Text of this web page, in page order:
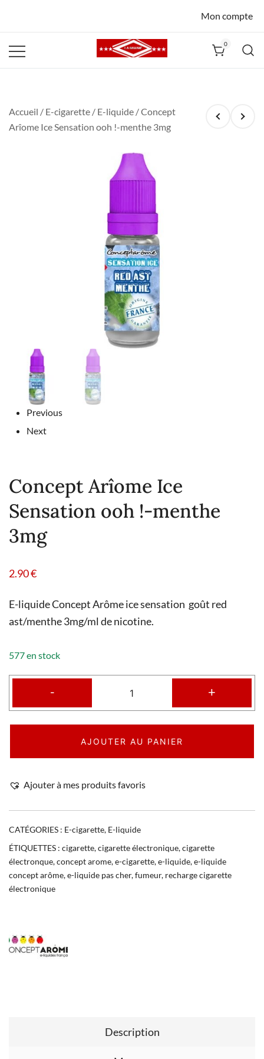
Mon compte
0
Accueil / E-cigarette / E-liquide / Concept
Arîome Ice Sensation ooh !-menthe 3mg
Previous
Next
Concept Arîome Ice
Sensation ooh !-menthe
3mg
2.90€
E-liquide Concept Arôme ice sensation goût red
ast/menthe 3mg/ml de nicotine.
577 en stock
- +
AJOUTER AU PANIER
Ajouter à mes produits favoris
CATÉGORIES : E-cigarette, E-liquide
ÉTIQUETTES : cigarette,cigarette électronique,cigarette
électronque,concept arome,e-cigarette,e-liquide,e-liquide
concept arôme,e-liquide pas cher,fumeur, recharge cigarette
électronique
Description